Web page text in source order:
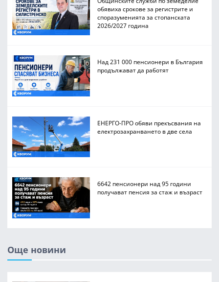
обявиха срокове за регистрите и
споразуменията за стопанската
2026/2027 година
Над 231 000 пенсионери в България
продължават да работят
ЕНЕРГО-ПРО обяви прекъсвания на
електрозахранването в две села
6642 пенсионери над 95 години
получават пенсия за стаж и възраст
Още новини